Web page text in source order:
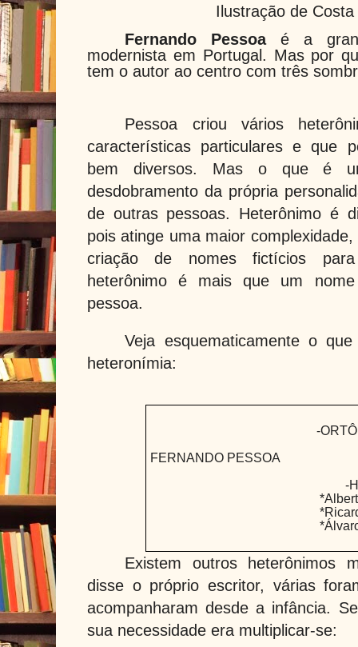
Ilustração de Costa
Fernando Pessoaé a
modernista em Portugal. Mas por
tem o autor ao centro com três
Pessoa criou vários
características particulares e que
bem diversos. Mas o que é
desdobramento da própria
de outras pessoas. Heterônimo é
pois atinge uma maior
criação de nomes fictícios
heterônimo é mais que um
pessoa.
Veja esquematicamente o
heteronímia:
-
FERNANDO PESSOA
-H
Existem outros heterônimos
disse o próprio escritor, várias
acompanharam desde a infância.
sua necessidade era multiplicar-se: